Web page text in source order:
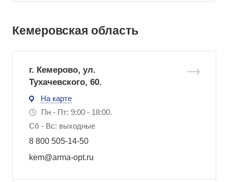
Кемеровская область
г. Кемерово, ул.
Тухачевского, 60.
На карте
Пн - Пт: 9:00 - 18:00.
Сб - Вс: выходные
8 800 505-14-50
kem@arma-opt.ru